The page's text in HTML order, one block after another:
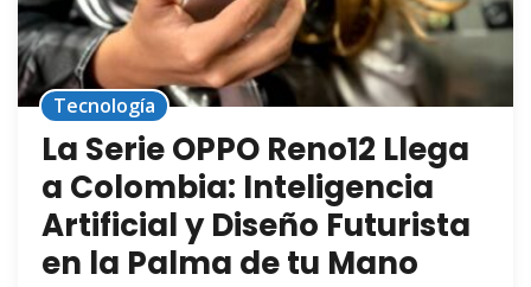
Tecnología
La Serie OPPO Reno12 Llega
a Colombia: Inteligencia
Artificial y Diseño Futurista
en la Palma de tu Mano